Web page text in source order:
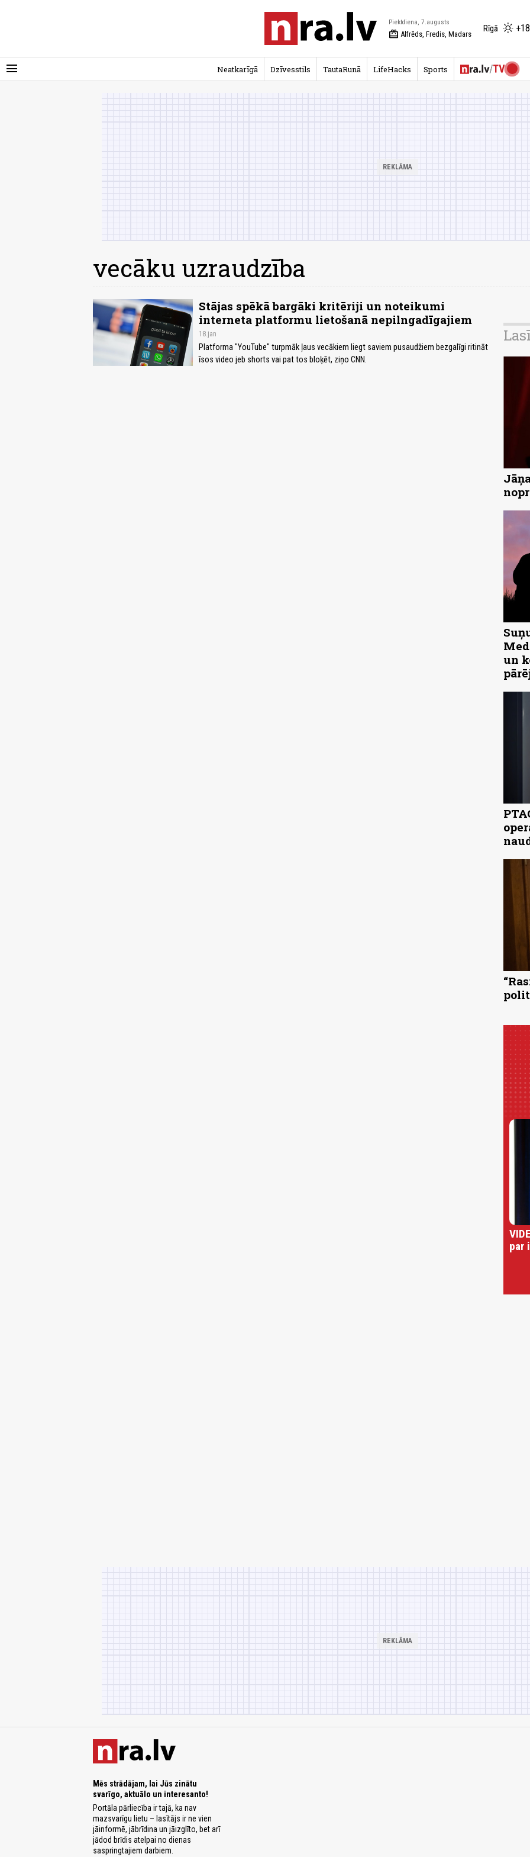
menu
Piektdiena, 7.augusts
redeem Alfrēds, Fredis, Madars
Rīgā
Neatkarīgā Dzīvesstils TautaRunā LifeHacks Sports
vecāku uzraudzība
Stājas spēkā bargāki kritēriji un noteikumi
interneta platformu lietošanā nepilngadīgajiem
18.jan
Platforma "YouTube" turpmāk ļaus vecākiem liegt saviem pusaudžiem bezgalīgi ritināt
īsos video jeb shorts vai pat tos bloķēt, ziņo CNN.
un
par
Mēs strādājam, lai Jūs zinātu
svarīgo, aktuālo un interesanto!
Portāla pārliecība ir tajā, ka nav
mazsvarīgu lietu – lasītājs ir ne vien
jāinformē, jābrīdina un jāizglīto, bet arī
jādod brīdis atelpai no dienas
saspringtajiem darbiem.